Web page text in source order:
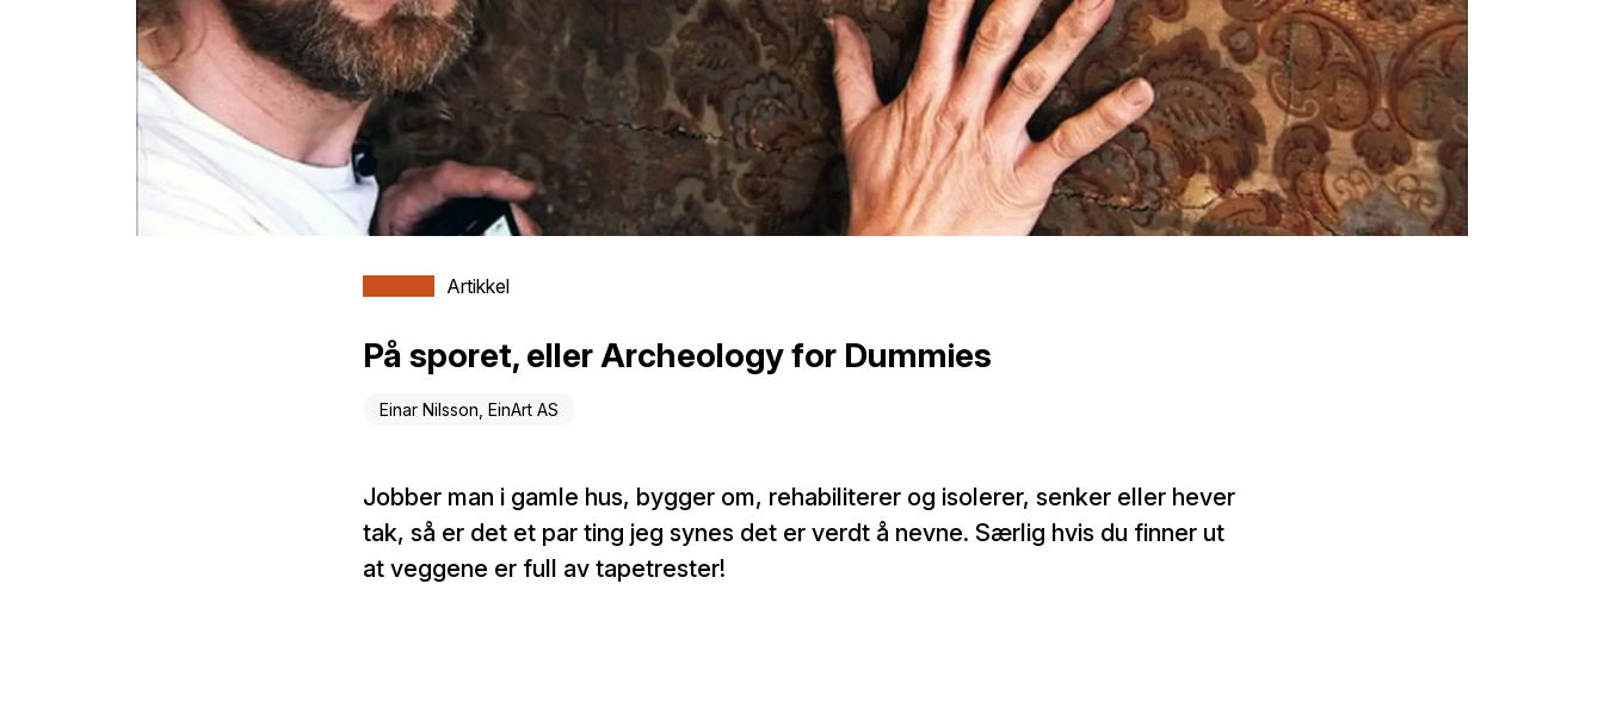
Artikkel
På sporet, eller Archeology for Dummies
Einar Nilsson, EinArt AS
Jobber man i gamle hus, bygger om, rehabiliterer og isolerer, senker eller hever
tak, så er det et par ting jeg synes det er verdt å nevne. Særlig hvis du finner ut
at veggene er full av tapetrester!